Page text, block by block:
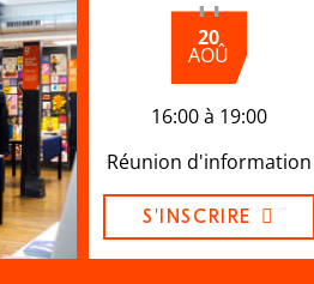
20
AOÛ
16:00 à 19:00
Réunion d'information
S'INSCRIRE